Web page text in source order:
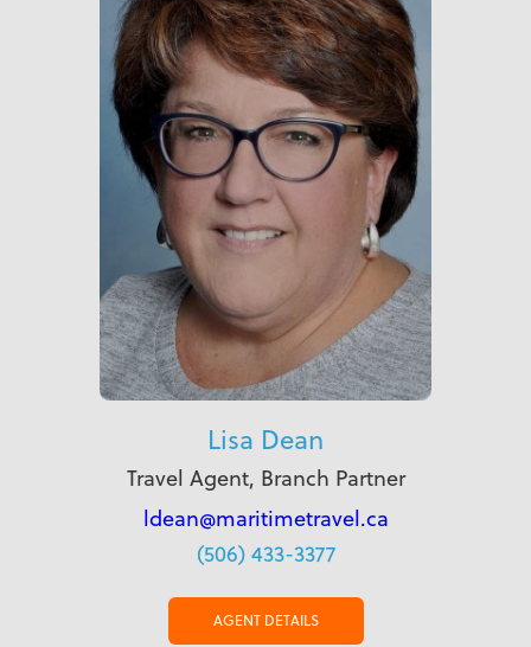
Lisa Dean
Travel Agent, Branch Partner
ldean@maritimetravel.ca
(506) 433-3377
AGENT DETAILS